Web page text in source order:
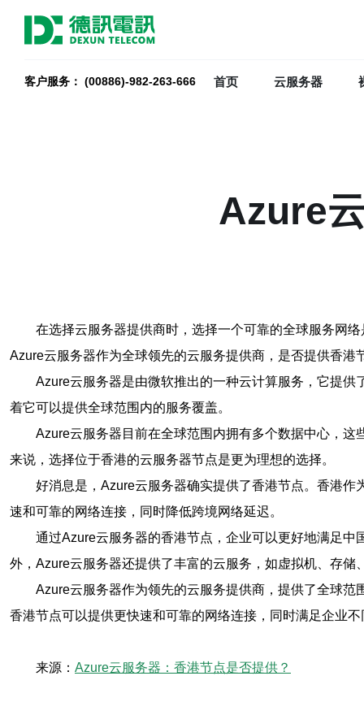
客户服务： (00886)-982-263-666 首页 云服务器
Azure
在选择云服务器提供商时，选择一个可靠的全球服务网
Azure云服务器作为全球领先的云服务提供商，是否提供香港
Azure云服务器是由微软推出的一种云计算服务，它提
着它可以提供全球范围内的服务覆盖。
Azure云服务器目前在全球范围内拥有多个数据中心，
来说，选择位于香港的云服务器节点是更为理想的选择。
好消息是，Azure云服务器确实提供了香港节点。香港
速和可靠的网络连接，同时降低跨境网络延迟。
通过Azure云服务器的香港节点，企业可以更好地满足
外，Azure云服务器还提供了丰富的云服务，如虚拟机、存
Azure云服务器作为领先的云服务提供商，提供了全球
香港节点可以提供更快速和可靠的网络连接，同时满足企业
来源： Azure云服务器：香港节点是否提供？